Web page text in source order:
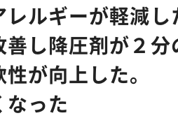
レルギーが軽減し
善し降圧剤が２
が向上した。
なった